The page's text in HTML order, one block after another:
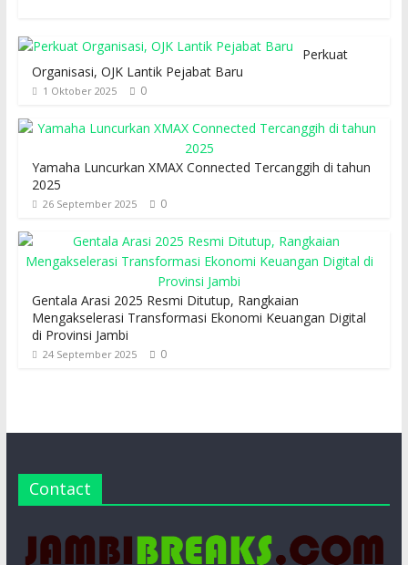
Perkuat
Organisasi, OJK Lantik Pejabat Baru
1 Oktober 2025 0
Yamaha Luncurkan XMAX Connected Tercanggih di tahun
2025
26 September 2025 0
Gentala Arasi 2025 Resmi Ditutup, Rangkaian
Mengakselerasi Transformasi Ekonomi Keuangan Digital
di Provinsi Jambi
24 September 2025 0
Contact